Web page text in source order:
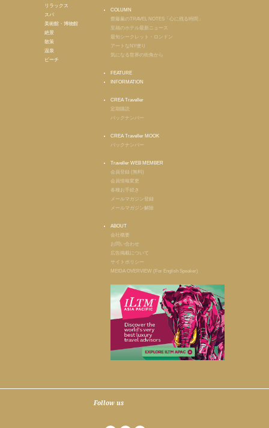
リラックス
スパ
美術館・博物館
絶景
散策
温泉
ビーチ
COLUMN
齋藤薫のTRAVEL NOTES「心に残る時間」
至福のホテル最新ニュース
最旬シークレット・ロンドン
アートなNY便り
気になる世界の街角から
FEATURE
INFORMATION
CREA Traveller
定期購読
バックナンバー
CREA Traveller MOOK
バックナンバー
Traveller WEB MEMBER
会員登録 (無料)
会員情報変更
各種お手続き
メールマガジン登録
メールマガジン解除
ABOUT
会社概要
お問い合わせ
広告掲載について
サイトポリシー
MEIDA OVERVIEW (For English Speaker)
Follow us